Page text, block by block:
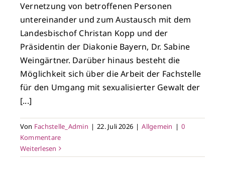
Vernetzung von betroffenen Personen
untereinander und zum Austausch mit dem
Landesbischof Christan Kopp und der
Präsidentin der Diakonie Bayern, Dr. Sabine
Weingärtner. Darüber hinaus besteht die
Möglichkeit sich über die Arbeit der Fachstelle
für den Umgang mit sexualisierter Gewalt der
[...]
Von Fachstelle_Admin | 22. Juli 2026 | Allgemein | 0
Kommentare
Weiterlesen